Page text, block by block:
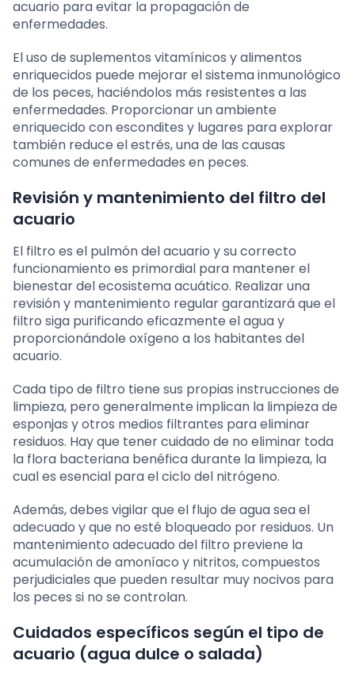
acuario para evitar la propagación de
enfermedades.
El uso de suplementos vitamínicos y alimentos
enriquecidos puede mejorar el sistema inmunológico
de los peces, haciéndolos más resistentes a las
enfermedades. Proporcionar un ambiente
enriquecido con escondites y lugares para explorar
también reduce el estrés, una de las causas
comunes de enfermedades en peces.
Revisión y mantenimiento del filtro del
acuario
El filtro es el pulmón del acuario y su correcto
funcionamiento es primordial para mantener el
bienestar del ecosistema acuático. Realizar una
revisión y mantenimiento regular garantizará que el
filtro siga purificando eficazmente el agua y
proporcionándole oxígeno a los habitantes del
acuario.
Cada tipo de filtro tiene sus propias instrucciones de
limpieza, pero generalmente implican la limpieza de
esponjas y otros medios filtrantes para eliminar
residuos. Hay que tener cuidado de no eliminar toda
la flora bacteriana benéfica durante la limpieza, la
cual es esencial para el ciclo del nitrógeno.
Además, debes vigilar que el flujo de agua sea el
adecuado y que no esté bloqueado por residuos. Un
mantenimiento adecuado del filtro previene la
acumulación de amoníaco y nitritos, compuestos
perjudiciales que pueden resultar muy nocivos para
los peces si no se controlan.
Cuidados específicos según el tipo de
acuario (agua dulce o salada)